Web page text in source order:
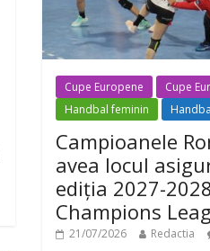
Cupe Europene
Cupe
Handbal feminin
Campioanele
avea locul
ediția 2027-
Champions
21/07/2026 Redactia